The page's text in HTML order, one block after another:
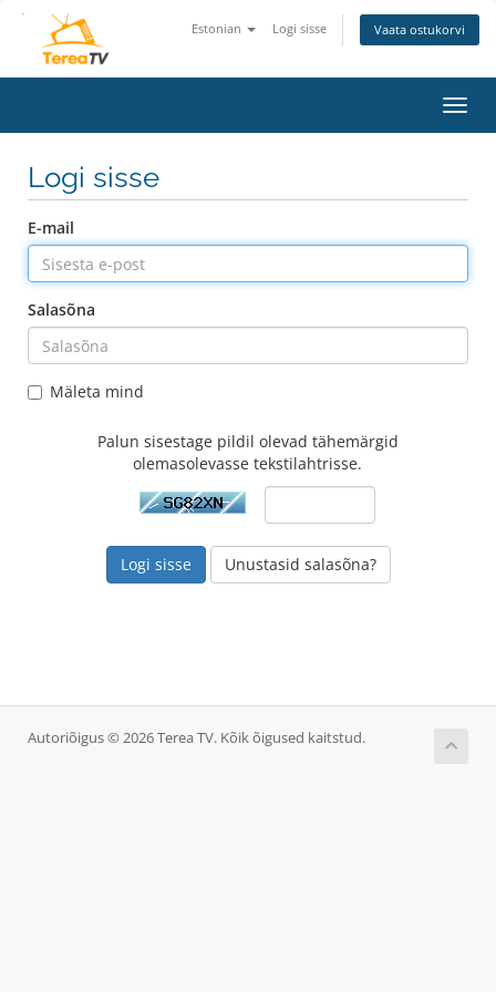
Estonian Logi sisse Vaata ostukorvi
Logi sisse
E-mail
Salasõna
Mäleta mind
Palun sisestage pildil olevad tähemärgid
olemasolevasse tekstilahtrisse.
Unustasid salasõna?
Autoriõigus © 2026 Terea TV. Kõik õigused kaitstud.